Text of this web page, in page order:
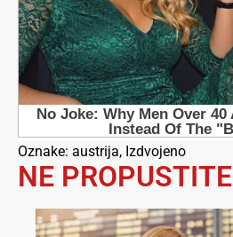
Oznake: austrija, Izdvojeno
NE PROPUSTITE